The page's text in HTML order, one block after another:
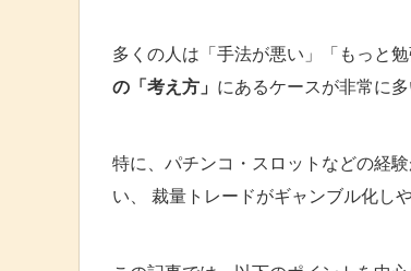
多くの人は「手法が悪い」「もっと
の「考え方」 にあるケースが非常に多
特に、パチンコ・スロットなどの経
い、 裁量トレードがギャンブル化し